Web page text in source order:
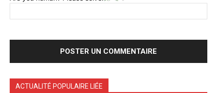
ACTUALITÉ POPULAIRE LIÉE